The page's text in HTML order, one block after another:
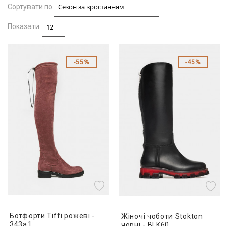
Сортувати по
Показати:
55%
Ботфорти Tiffi рожеві -
45%
Жіночі чоботи Stokton